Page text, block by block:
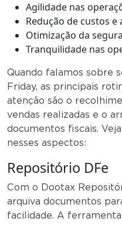
Agilidade nas
Redução de custos
Otimização da
Tranquilidade nas
Quando falamos sobre
Friday, as principais
atenção são o
vendas realizadas e o
documentos fiscais.
nesses aspectos:
Repositório DFe
Com o Dootax
arquiva documentos
facilidade. A